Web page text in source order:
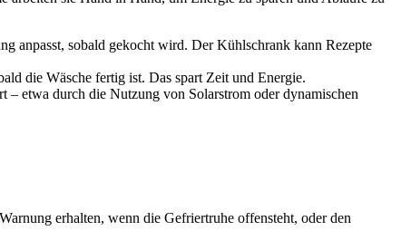
anpasst, sobald gekocht wird. Der Kühlschrank kann Rezepte
die Wäsche fertig ist. Das spart Zeit und Energie.
– etwa durch die Nutzung von Solarstrom oder dynamischen
erhalten, wenn die Gefriertruhe offensteht, oder den